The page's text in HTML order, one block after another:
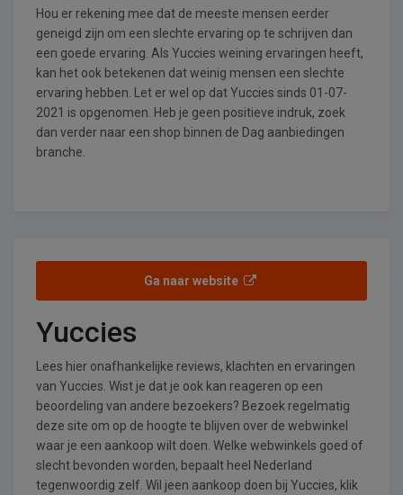
Hou er rekening mee dat de meeste mensen eerder
geneigd zijn om een slechte ervaring op te schrijven dan
een goede ervaring. Als Yuccies weining ervaringen heeft,
kan het ook betekenen dat weinig mensen een slechte
ervaring hebben. Let er wel op dat Yuccies sinds 01-07-
2021 is opgenomen. Heb je geen positieve indruk, zoek
dan verder naar een shop binnen de Dag aanbiedingen
branche.
Ga naar website
Yuccies
Lees hier onafhankelijke reviews, klachten en ervaringen
van Yuccies. Wist je dat je ook kan reageren op een
beoordeling van andere bezoekers? Bezoek regelmatig
deze site om op de hoogte te blijven over de webwinkel
waar je een aankoop wilt doen. Welke webwinkels goed of
slecht bevonden worden, bepaalt heel Nederland
tegenwoordig zelf. Wil jeen aankoop doen bij Yuccies, klik